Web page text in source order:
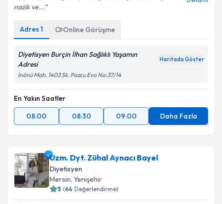
nazik ve...
Adres 1 Online Görüşme
Diyetisyen Burçin İlhan Sağlıklı Yaşamın
Adresi
Haritada Göster
İnönü Mah. 1403 Sk. Pozcu Evo No:37/14
En Yakın Saatler
08:00
08:30 09:00 Daha Fazla
Uzm. Dyt. Zühal Aynacı Bayel
Diyetisyen
Mersin, Yenişehir
5 (64 Değerlendirme)